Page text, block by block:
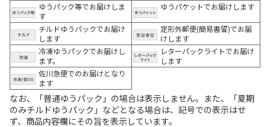
ゆうパック等でお届けしま
す
ゆうパケットでお届けします
チルドゆうパックでお届け
します
定形外郵便(簡易書留)でお届
けします
冷凍ゆうパックでお届けし
ます。
レターパックライトでお届け
します
佐川急便でのお届けとなり
ます
なお、「普通ゆうパック」の場合は表示しません。また、「夏期
のみチルドゆうパック」などとなる場合は、記号での表示はせ
ず、商品内容欄にその旨を表示しています。